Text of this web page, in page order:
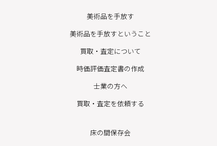
美術品を手放す
美術品を手放すということ
買取・査定について
時価評価査定書の作成
士業の方へ
買取・査定を依頼する
床の間保存会